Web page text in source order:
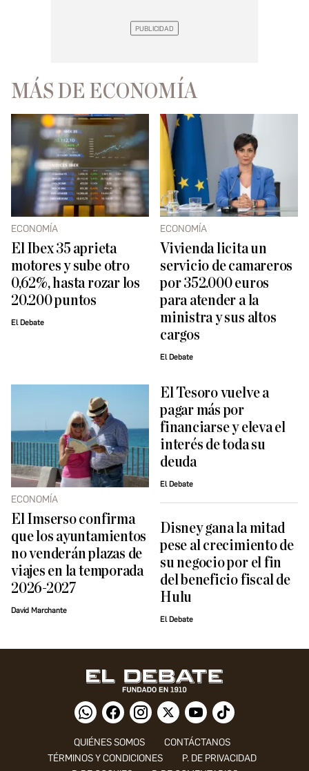
MÁS DE ECONOMÍA
ECONOMÍA
El Ibex 35 aprieta
motores y sube otro
0,62%, hasta rozar los
20.200 puntos
El Debate
ECONOMÍA
Vivienda licita un
servicio de camareros
por 352.000 euros
para atender a la
ministra y sus altos
cargos
El Debate
ECONOMÍA
El Imserso confirma
que los ayuntamientos
no venderán plazas de
viajes en la temporada
2026-2027
David Marchante
El Tesoro vuelve a
pagar más por
financiarse y eleva el
interés de toda su
deuda
El Debate
Disney gana la mitad
pese al crecimiento de
su negocio por el fin
del beneficio fiscal de
Hulu
El Debate
QUIÉNES SOMOS
CONTÁCTANOS
TÉRMINOS Y CONDICIONES
P. DE PRIVACIDAD